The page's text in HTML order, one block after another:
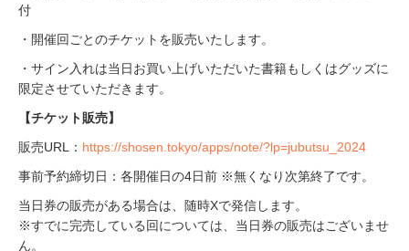
付
・開催回ごとのチケットを販売いたします。
・サイン入れは当日お買い上げいただいた書籍もしくはグッズに
限定させていただきます。
【チケット販売】
販売URL： https://shosen.tokyo/apps/note/?lp=jubutsu_2024
事前予約締切日：各開催日の4日前 ※無くなり次第終了です。
当日券の販売がある場合は、随時Xで発信します。
※すでに完売している回については、当日券の販売はございませ
ん。